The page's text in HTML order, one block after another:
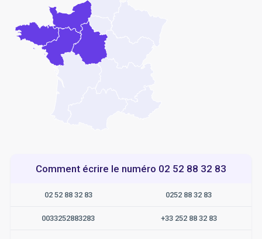
Comment écrire le numéro 02 52 88 32 83
02 52 88 32 83 0252 88 32 83
0033252883283 +33 252 88 32 83